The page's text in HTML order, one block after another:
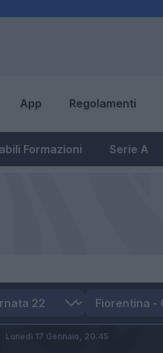
App Regolamenti
Formazioni Serie A
Lunedì 17 Gennaio, 20:45